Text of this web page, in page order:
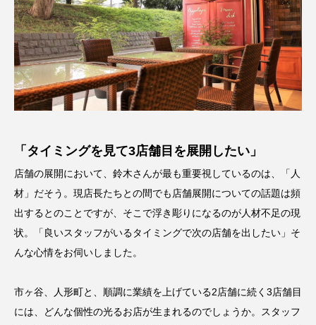
「タイミングを見て3店舗目を展開したい」
店舗の展開において、鈴木さんが最も重要視しているのは、「人
材」だそう。現店長たちとの間でも店舗展開についての話題は頻
出するとのことですが、そこで浮き彫りになるのが人材不足の現
状。「良いスタッフがいるタイミングで次の店舗を出したい」そ
んな心情をお伺いしました。
市ヶ谷、人形町と、順調に業績を上げている2店舗に続く3店舗目
には、どんな個性の光るお店が生まれるのでしょうか。スタッフ